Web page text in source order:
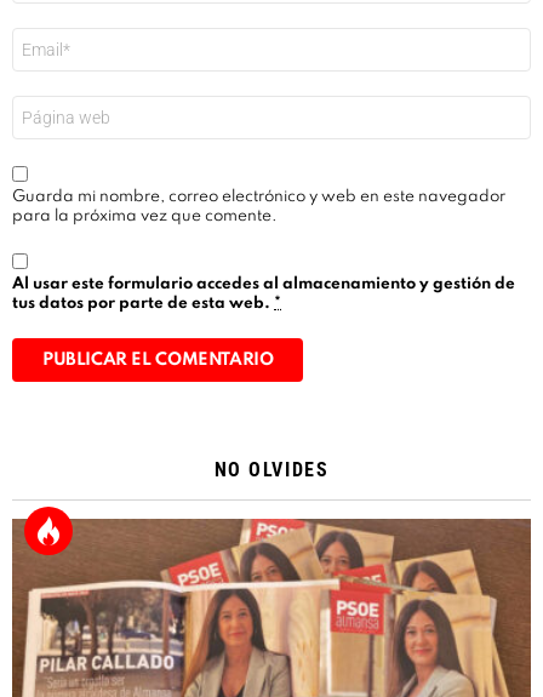
electrónico
*
Guarda mi nombre, correo electrónico y web en este navegador
para la próxima vez que comente.
Al usar este formulario accedes al almacenamiento y gestión de
tus datos por parte de esta web. *
NO OLVIDES